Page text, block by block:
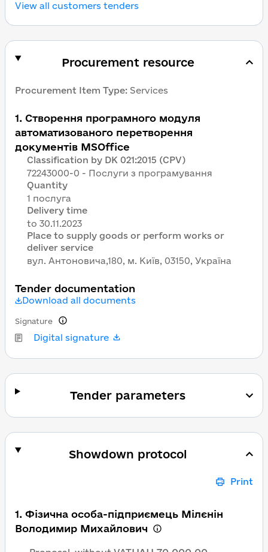
View all customers tenders
Procurement resource
Procurement Item Type: Services
1. Створення програмного модуля
автоматизованого перетворення
документів MSOffice
Classification by DK 021:2015 (CPV)
72243000-0 - Послуги з програмування
Quantity
1 послуга
Delivery time
Place to supply goods or perform works or
deliver service
вул. Антоновича,180, м. Київ, 03150, Україна
Tender documentation
Download all documents
Digital signature
Signature
Tender parameters
Showdown protocol
Print
1. Фізична особа-підприємець Мілєнін
Володимир Михайлович